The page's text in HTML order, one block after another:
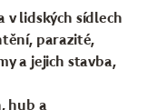
v lidských sídlech
parazité,
a jejich stavba,
hub a